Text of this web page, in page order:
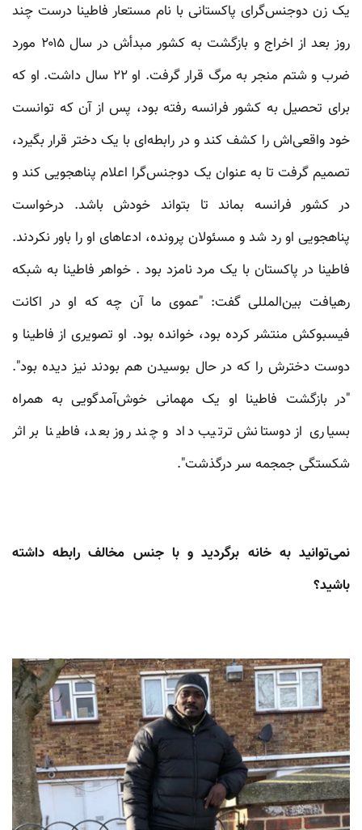
یک زن دوجنس‌گرای پاکستانی با نام مستعار فاطینا درست چند
روز بعد از اخراج و بازگشت به کشور مبدأش در سال ۲۰۱۵ مورد
ضرب و شتم منجر به مرگ قرار گرفت. او ۲۲ سال داشت. او که
برای تحصیل به کشور فرانسه رفته بود، پس از آن که توانست
خود واقعی‌اش را کشف کند و در رابطه‌ای با یک دختر قرار بگیرد،
تصمیم گرفت تا به عنوان یک دوجنس‌گرا اعلام پناهجویی کند و
در کشور فرانسه بماند تا بتواند خودش باشد. درخواست
پناهجویی او رد شد و مسئولان پرونده، ادعاهای او را باور نکردند.
فاطینا در پاکستان با یک مرد نامزد بود . خواهر فاطینا به شبکه
رهیافت بین‌المللی گفت: "عموی ما آن چه که او در اکانت
فیسبوکش منتشر کرده بود، خوانده بود. او تصویری از فاطینا و
دوست دخترش را که در حال بوسیدن هم بودند نیز دیده بود".
"در بازگشت فاطینا او یک مهمانی خوش‌آمدگویی به همراه
بسیاری از دوستانش ترتیب داد و چند روز بعد، فاطینا بر اثر
شکستگی جمجمه سر درگذشت".
نمی‌توانید به خانه برگردید و با جنس مخالف رابطه داشته
باشید؟